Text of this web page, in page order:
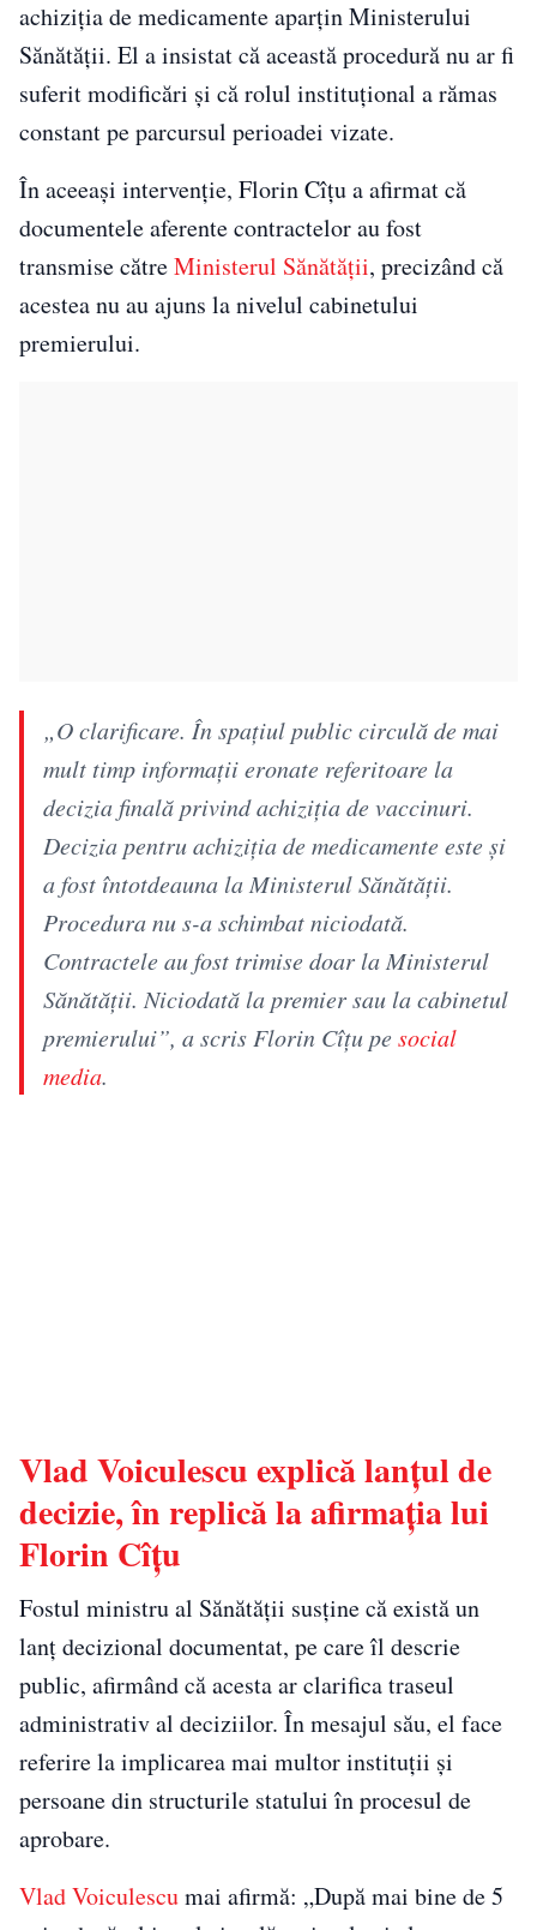
achiziția de medicamente aparțin Ministerului
Sănătății. El a insistat că această procedură nu ar fi
suferit modificări și că rolul instituțional a rămas
constant pe parcursul perioadei vizate.
În aceeași intervenție, Florin Cîțu a afirmat că
documentele aferente contractelor au fost
transmise cătreMinisterul Sănătății, precizând că
acestea nu au ajuns la nivelul cabinetului
premierului.
„O clarificare. În spațiul public circulă de mai
mult timp informații eronate referitoare la
decizia finală privind achiziția de vaccinuri.
Decizia pentru achiziția de medicamente este și
a fost întotdeauna la Ministerul Sănătății.
Procedura nu s-a schimbat niciodată.
Contractele au fost trimise doar la Ministerul
Sănătății. Niciodată la premier sau la cabinetul
premierului”, a scris Florin Cîţu pesocial
media.
Vlad Voiculescu explică lanţul de
decizie, în replică la afirmaţia lui
Florin Cîţu
Fostul ministru al Sănătăţii susține că există un
lanț decizional documentat, pe care îl descrie
public, afirmând că acesta ar clarifica traseul
administrativ al deciziilor. În mesajul său, el face
referire la implicarea mai multor instituții și
persoane din structurile statului în procesul de
aprobare.
Vlad Voiculescumai afirmă: „După mai bine de 5